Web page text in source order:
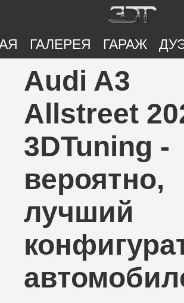
ГАЛЕРЕЯ ГАРАЖ
Audi A3
Allstreet
3DTuning -
вероятно,
лучший